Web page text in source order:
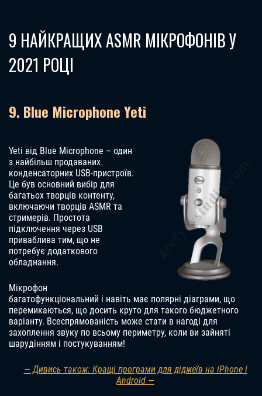
9 НАЙКРАЩИХ ASMR МІКРОФОНІВ У
2021 РОЦІ
9. Blue Microphone Yeti
Yeti від Blue Microphone – один
з найбільш продаваних
конденсаторних USB-пристроїв.
Це був основний вибір для
багатьох творців контенту,
включаючи творців ASMR та
стримерів. Простота
підключення через USB
приваблива тим, що не
потребує додаткового
обладнання.
Мікрофон
багатофункціональний і навіть має полярні діаграми, що
перемикаються, що досить круто для такого бюджетного
варіанту. Всеспрямованість може стати в нагоді для
захоплення звуку по всьому периметру, коли ви зайняті
шарудінням і постукуванням!
— Дивись також: Кращі програми для діджеїв на iPhone і
Android —